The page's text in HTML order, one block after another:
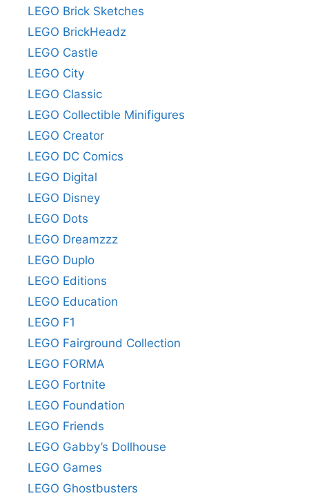
LEGO Brick Sketches
LEGO BrickHeadz
LEGO Castle
LEGO City
LEGO Classic
LEGO Collectible Minifigures
LEGO Creator
LEGO DC Comics
LEGO Digital
LEGO Disney
LEGO Dots
LEGO Dreamzzz
LEGO Duplo
LEGO Editions
LEGO Education
LEGO F1
LEGO Fairground Collection
LEGO FORMA
LEGO Fortnite
LEGO Foundation
LEGO Friends
LEGO Gabby’s Dollhouse
LEGO Games
LEGO Ghostbusters